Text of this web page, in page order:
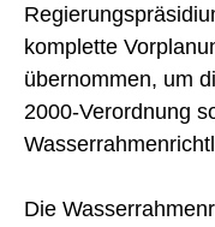
komplette
übernommen, um
2000-Verordnung
Die